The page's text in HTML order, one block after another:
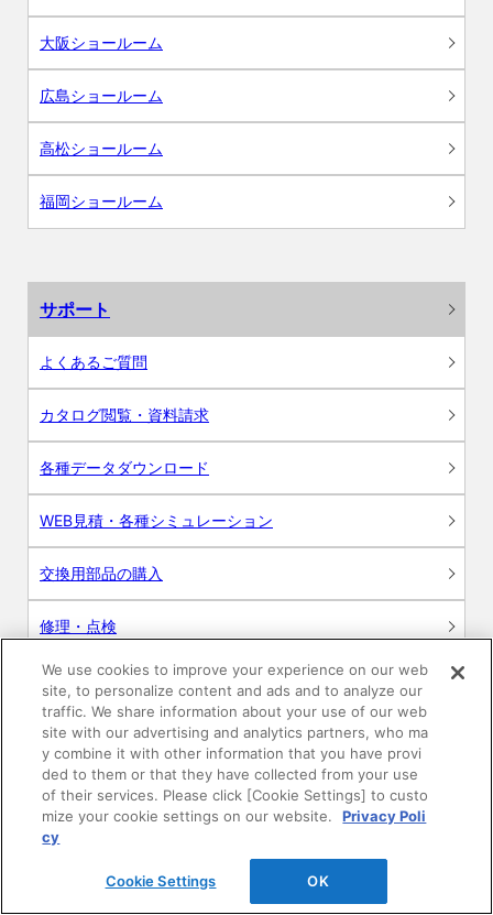
大阪ショールーム
広島ショールーム
高松ショールーム
福岡ショールーム
サポート
よくあるご質問
カタログ閲覧・資料請求
各種データダウンロード
WEB見積・各種シミュレーション
交換用部品の購入
修理・点検
お問い合わせ
ログイン
建築・設計関係者様向けサイト
ユーザー登録サービス
WEB見積システム
We use cookies to improve your experience on our web
site, to personalize content and ads and to analyze our
traffic. We share information about your use of our web
site with our advertising and analytics partners, who ma
y combine it with other information that you have provi
ded to them or that they have collected from your use
of their services. Please click [Cookie Settings] to custo
mize your cookie settings on our website.
Privacy Poli
cy
Cookie Settings OK